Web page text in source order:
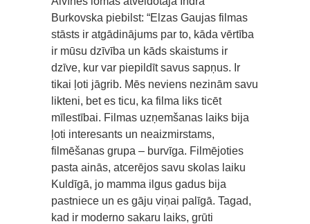
Burkovska piebilst: “Elzas Gaujas filmas
stāsts ir atgādinājums par to, kāda vērtība
ir mūsu dzīvība un kāds skaistums ir
dzīve, kur var piepildīt savus sapņus. Ir
tikai ļoti jāgrib. Mēs neviens nezinām savu
likteni, bet es ticu, ka filma liks ticēt
mīlestībai. Filmas uzņemšanas laiks bija
ļoti interesants un neaizmirstams,
filmēšanas grupa – burvīga. Filmējoties
pasta ainās, atcerējos savu skolas laiku
Kuldīgā, jo mamma ilgus gadus bija
pastniece un es gāju viņai palīgā. Tagad,
kad ir moderno sakaru laiks, grūti